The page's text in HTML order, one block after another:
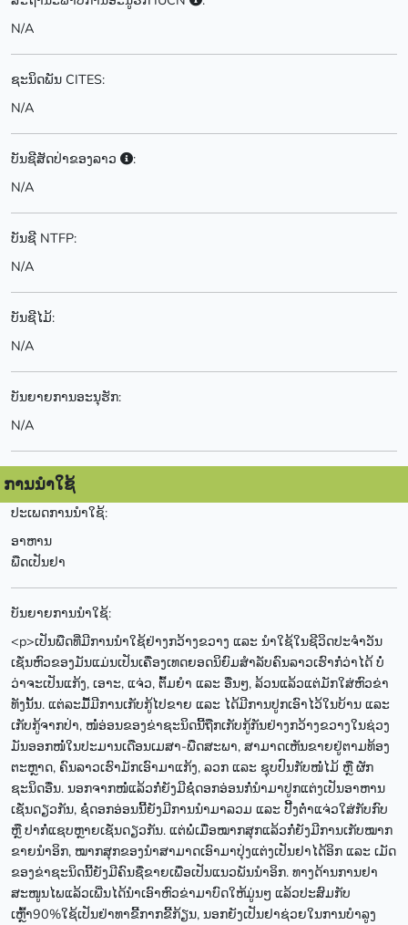
N/A
ຊະນິດພັນ CITES:
N/A
ບັນຊີສັດປ່າຂອງລາວ
:
N/A
ບັນຊີ NTFP:
N/A
ບັນຊີໄມ້:
N/A
ບັນຍາຍການອະນຸຮັກ:
N/A
ການນຳໃຊ້
ປະເພດການນຳໃຊ້:
ອາຫານ
ພືດເປັນຢາ
ບັນຍາຍການນຳໃຊ້:
<p>ເປັນພືດທີ່ມີການນຳໃຊ້ຢ່າງກວ້າງຂວາງ ແລະ ນຳໃຊ້ໃນຊີວິດປະຈຳວັນ
ເຊັ່ນຫົວຂອງມັນແມ່ນເປັນເຄື່ອງເທດຍອດນິຍົມສຳລັບຄົນລາວເຮົາກໍ່ວ່າໄດ້ ບໍ່
ວ່າຈະເປັນແກ້ງ, ເອາະ, ແຈ່ວ, ຕົ້ມຍໍາ ແລະ ອື່ນໆ, ລ້ວນແລ້ວແຕ່ມັກໃສ່ຫົວຂ່າ
ທັງນັ້ນ. ແຕ່ລະມື້ມີການເກັບກູ້ໄປຂາຍ ແລະ ໄດ້ມີການປູກເອົາໄວ້ໃນບ້ານ ແລະ
ເກັບກູ້ຈາກປ່າ, ໜໍ່ອ່ອນຂອງຂ່າຊະນິດນີ້ຖືກເກັບກູ້ກັນຢ່າງກວ້າງຂວາງໃນຊ່ວງ
ມັນອອກໜໍ່ໃນປະມານເດືອນເມສາ-ພືດສະພາ, ສາມາດເຫັນຂາຍຢູ່ຕາມທ້ອງ
ຕະຫຼາດ, ຄົນລາວເຮົາມັກເອົາມາແກ້ງ, ລວກ ແລະ ຊຸບປົນກັບໜໍ່ໄມ້ ຫຼື ຜັກ
ຊະນິດອື່ນ. ນອກຈາກໜໍ່ແລ້ວກໍ່ຍັງມີຊໍ່ດອກອ່ອນກໍ່ນຳມາປູກແຕ່ງເປັນອາຫານ
ເຊັ່ນດຽວກັນ, ຊໍ່ດອກອ່ອນນີ້ຍັງມີການນຳມາລວມ ແລະ ປີ້ງຕ່ຳແຈ່ວໃສ່ກັບກົບ
ຫຼື ປາກໍ່ແຊບຫຼາຍເຊັ່ນດຽວກັນ. ແຕ່ພໍ່ເມື່ອໝາກສຸກແລ້ວກໍ່ຍັງມີການເກັບໝາກ
ຂາຍນຳອິກ, ໝາກສຸກຂອງນຳສາມາດເອົາມາປຸ່ງແຕ່ງເປັນຢາໄດ້ອິກ ແລະ ເມັດ
ຂອງຂ່າຊະນິດນີ້ຍັງມີຄົນຊື່ຂາຍເພື່ອເປັນແນວພັນນຳອິກ. ທາງດ້ານການຢາ
ສະໜູນໄພແລ້ວເພີ່ນໄດ້ນຳເອົາຫົວຂ່າມາບົດໃຫ້ມູ່ນໆ ແລ້ວປະສົມກັບ
ເຫຼົ້າ90%ໃຊ້ເປັນຢ່າທາຂີ້ກາກຂີ້ກ້ຽນ, ນອກຍັງເປັນຢາຊ່ວຍໃນການບຳລູງ